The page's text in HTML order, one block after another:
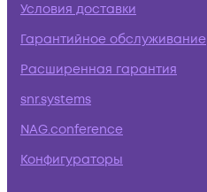
Условия доставки
Гарантийное обслуживание
Расширенная гарантия
snr.systems
NAG.conference
Конфигураторы